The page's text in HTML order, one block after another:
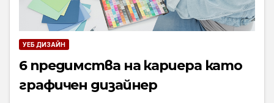
УЕБ ДИЗАЙН
6 предимства на кариера като
графичен дизайнер